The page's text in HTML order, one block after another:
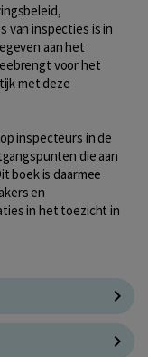
van inspecties is in
aan het
voor het
met deze
inspecteurs in de
die aan
boek is daarmee
en
in het toezicht in